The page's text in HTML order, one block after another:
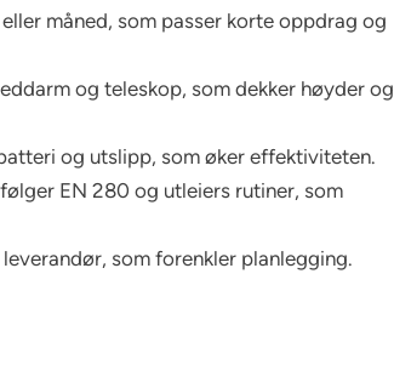
måned, som passer korte oppdrag og
og teleskop, som dekker høyder og
og utslipp, som øker effektiviteten.
EN 280 og utleiers rutiner, som
som forenkler planlegging.